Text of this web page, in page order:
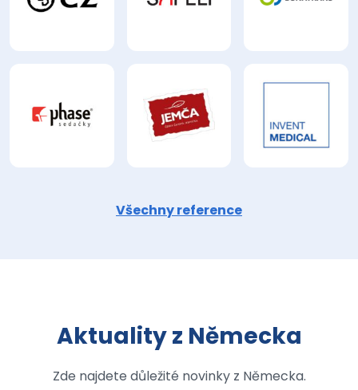
Všechny reference
Aktuality z Německa
Zde najdete důležité novinky z Německa.